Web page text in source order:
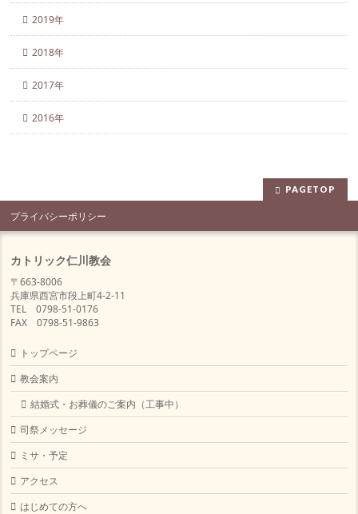
2019年
2018年
2017年
2016年
PAGETOP
プライバシーポリシー
カトリック仁川教会
〒663-8006
兵庫県西宮市段上町4-2-11
TEL 0798-51-0176
FAX 0798-51-9863
トップページ
教会案内
結婚式・お葬儀のご案内（工事中）
司祭メッセージ
ミサ・予定
アクセス
はじめての方へ